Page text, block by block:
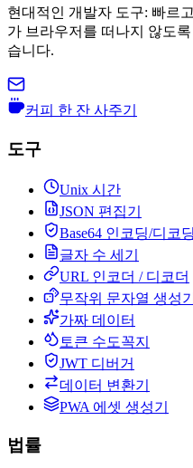
현대적인 개발자 도구: 빠르
가 브라우저를 떠나지 않도
습니다.
커피 한 잔 사주기
도구
Unix 시간
JSON 편집기
Base64 인코딩/디코딩
글자 수 세기
URL 인코더 / 디코더
무작위 문자열 생성기
가짜 데이터
토큰 수도꼭지
JWT 디버거
데이터 변환기
PWA 에셋 생성기
법률